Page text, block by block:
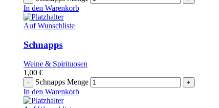
In den Warenkorb
Auf Wunschliste
Schnapps
Weine & Spirituosen
1,00 €
Schnapps Menge
In den Warenkorb